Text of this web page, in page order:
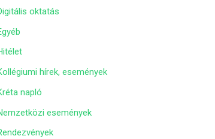
oktatás
hírek, események
napló
események